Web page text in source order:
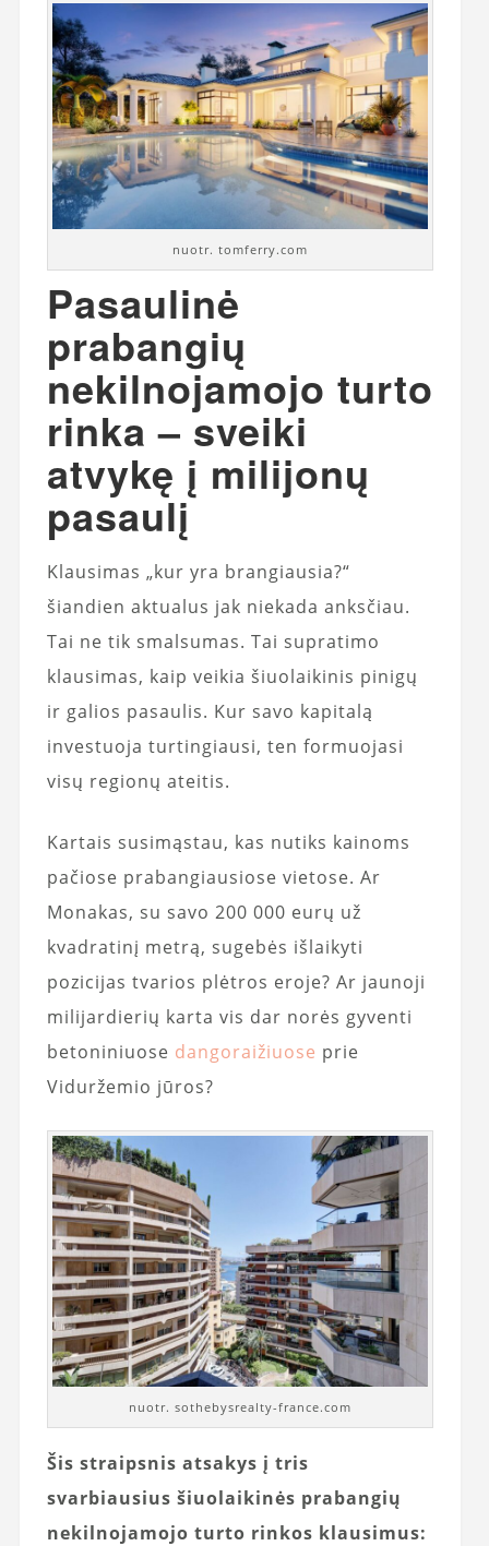
nuotr. tomferry.com
Pasaulinė
prabangių
nekilnojamojo turto
rinka – sveiki
atvykę į milijonų
pasaulį
Klausimas „kur yra brangiausia?“
šiandien aktualus jak niekada anksčiau.
Tai ne tik smalsumas. Tai supratimo
klausimas, kaip veikia šiuolaikinis pinigų
ir galios pasaulis. Kur savo kapitalą
investuoja turtingiausi, ten formuojasi
visų regionų ateitis.
Kartais susimąstau, kas nutiks kainoms
pačiose prabangiausiose vietose. Ar
Monakas, su savo 200 000 eurų už
kvadratinį metrą, sugebės išlaikyti
pozicijas tvarios plėtros eroje? Ar jaunoji
milijardierių karta vis dar norės gyventi
betoniniuose dangoraižiuose prie
Viduržemio jūros?
nuotr. sothebysrealty-france.com
Šis straipsnis atsakys į tris
svarbiausius šiuolaikinės prabangių
nekilnojamojo turto rinkos klausimus: